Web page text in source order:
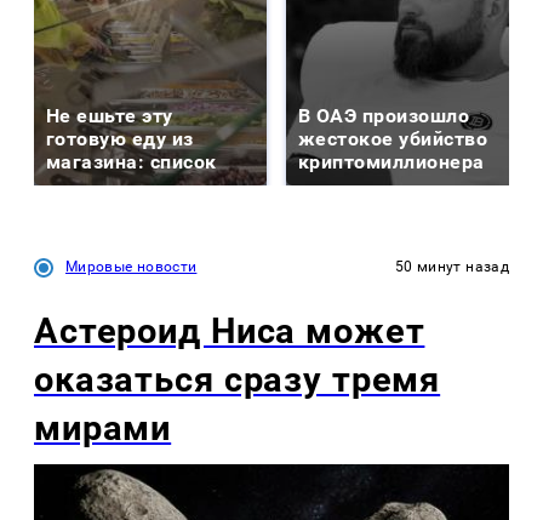
Не ешьте эту
готовую еду из
магазина: список
В ОАЭ произошло
жестокое убийство
криптомиллионера
Мировые новости 50 минут назад
Астероид Ниса может
оказаться сразу тремя
мирами